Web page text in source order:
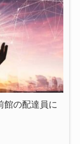
館の配達員に